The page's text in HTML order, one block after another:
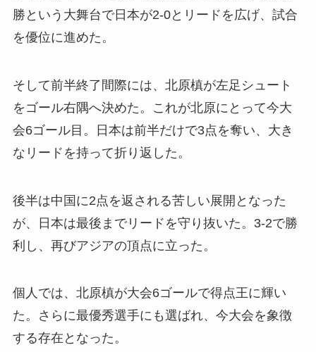
勝という大舞台で日本が2-0とリードを広げ、試合
を優位に進めた。
そして前半終了間際には、北原槙が左足シュート
をゴール右隅へ決めた。これが北原にとって今大
会6ゴール目。日本は前半だけで3点を奪い、大き
なリードを持って折り返した。
後半は中国に2点を返される苦しい展開となった
が、日本は最後までリードを守り抜いた。3-2で勝
利し、再びアジアの頂点に立った。
個人では、北原槙が大会6ゴールで得点王に輝い
た。さらに最優秀選手にも選ばれ、今大会を象徴
する存在となった。